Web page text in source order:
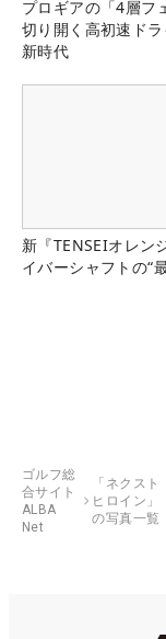
プロギアの「4層フ
切り開く高初速ド
新時代
新『TENSEIオレン
イバーシャフトの“
ゴルフ総
合サイト
ALBA
Net
「ネクスト
ヒロイン」
の写真一覧